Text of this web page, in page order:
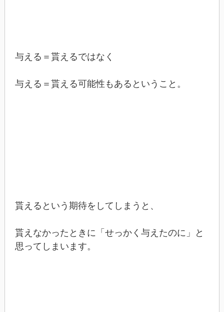
与える＝貰えるではなく
与える＝貰える可能性もあるということ。
貰えるという期待をしてしまうと、
貰えなかったときに「せっかく与えたのに」と
思ってしまいます。